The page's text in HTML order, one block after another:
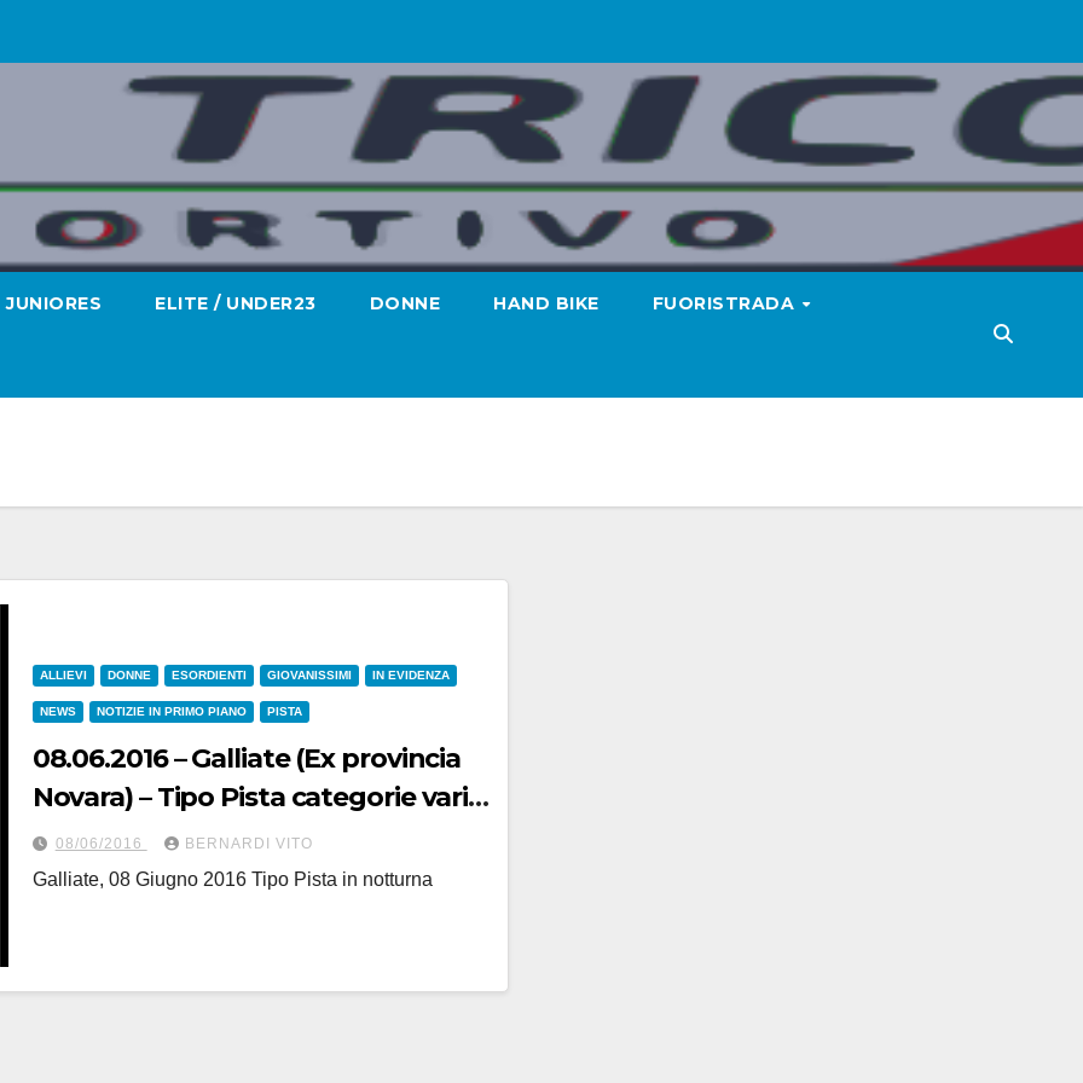
JUNIORES ELITE / UNDER23 DONNE HAND BIKE FUORISTRADA
ALLIEVI DONNE ESORDIENTI GIOVANISSIMI IN EVIDENZA
NEWS NOTIZIE IN PRIMO PIANO PISTA
08.06.2016 – Galliate (Ex provincia
Novara) – Tipo Pista categorie varie
: Domani, in notturna il “Gran
Premio Citta^ di Galliate” –
08/06/2016 BERNARDI VITO
Galliate, 08 Giugno 2016 Tipo Pista in notturna